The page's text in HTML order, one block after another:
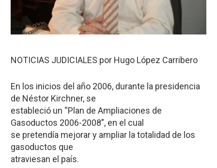
NOTICIAS JUDICIALES por Hugo López Carribero
En los inicios del año 2006, durante la presidencia
de Néstor Kirchner, se
estableció un “Plan de Ampliaciones de
Gasoductos 2006-2008”, en el cual
se pretendía mejorar y ampliar la totalidad de los
gasoductos que
atraviesan el país.